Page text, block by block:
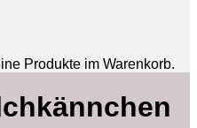
Produkte im Warenkorb.